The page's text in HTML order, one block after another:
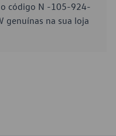
código N -105-924-
genuínas na sua loja